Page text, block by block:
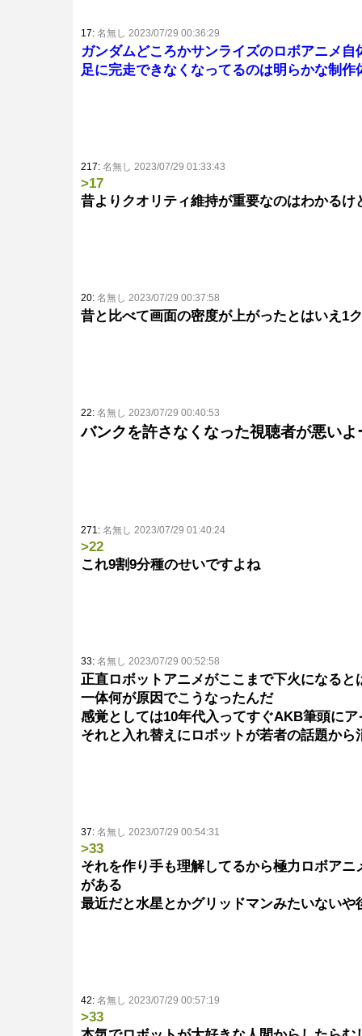
17: 名無し 2023/07/29 00:36:29
ガンダムどころかサンライズのロボアニメ
足に完走できなくなってるのは明らかな制作
217: 名無し 2023/07/29 01:33:43
>17
昔よりクオリティ維持が重要なのはわかる
20: 名無し 2023/07/29 00:37:58
昔と比べて画面の密度が上がったとはいえ1
22: 名無し 2023/07/29 00:40:53
バンクを許さなくなった視聴者が悪いよ
271: 名無し 2023/07/29 01:40:24
>22
これ9割9分種のせいですよね
33: 名無し 2023/07/29 00:52:58
正直ロボットアニメがここまで下火になると
一体何が原因でこうなったんだ
感覚としては10年代入ってすぐAKB筆頭に
それと入れ替えにロボットが若者の話題か
37: 名無し 2023/07/29 00:54:31
>33
それを作り手も理解してるから極力ロボア
がある
最近だと水星とかグリッドマンみたいないや
42: 名無し 2023/07/29 00:57:19
>33